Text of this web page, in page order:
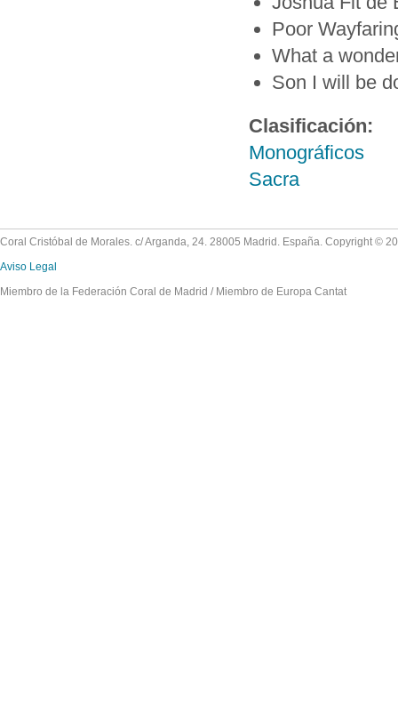
Poor
What a
Son I will be
Clasificación:
Monográficos
Sacra
Coral Cristóbal de Morales. c/ Arganda, 24. 28005 Madrid. España. Copyright ©
Aviso Legal
Miembro de la Federación Coral de Madrid / Miembro de Europa Cantat